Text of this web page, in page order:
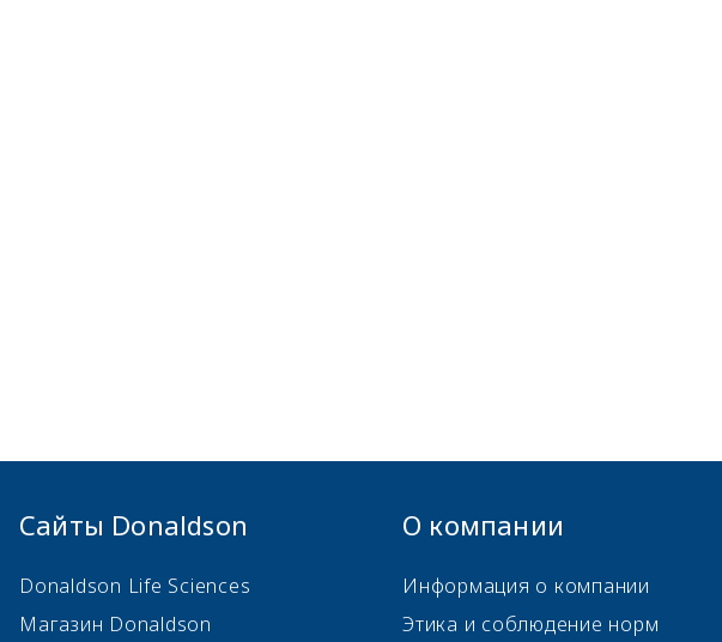
Сайты Donaldson
Donaldson Life Sciences
Магазин Donaldson
О компании
Информация о компании
Этика и соблюдение норм